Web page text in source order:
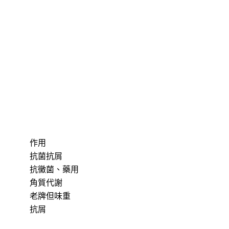
作用
抗菌抗屑
抗黴菌、藥用
角質代謝
老牌但味重
抗屑